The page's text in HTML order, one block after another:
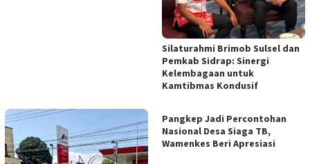
Silaturahmi Brimob Sulsel dan
Pemkab Sidrap: Sinergi
Kelembagaan untuk
Kamtibmas Kondusif
Pangkep Jadi Percontohan
Nasional Desa Siaga TB,
Wamenkes Beri Apresiasi